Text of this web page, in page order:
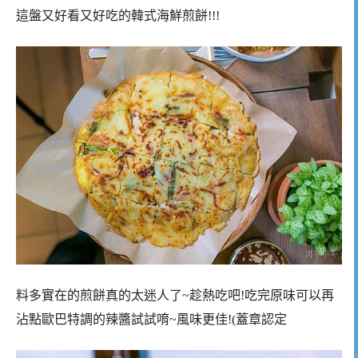
這盤又好看又好吃的韓式海鮮煎餅!!!
料多實在的煎餅真的太迷人了~趁熱吃吧!吃完原味可以再
沾點歐巴特調的辣醬試試唷~風味更佳!(蓋章認定